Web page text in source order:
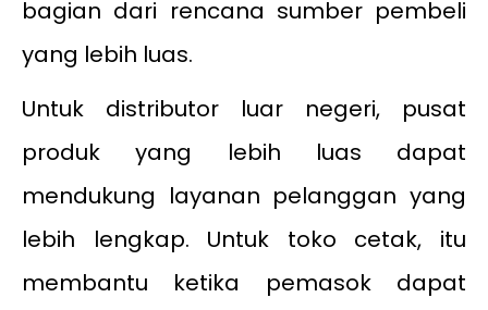
bagian dari rencana sumber pembeli
yang lebih luas.
Untuk distributor luar negeri, pusat
produk yang lebih luas dapat
mendukung layanan pelanggan yang
lebih lengkap. Untuk toko cetak, itu
membantu ketika pemasok dapat